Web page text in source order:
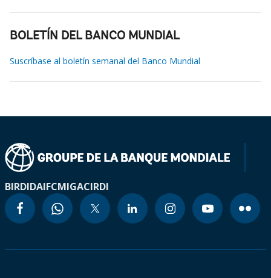
BOLETÍN DEL BANCO MUNDIAL
Suscríbase al boletín semanal del Banco Mundial
BIRDIDAIFCMIGACIRDI